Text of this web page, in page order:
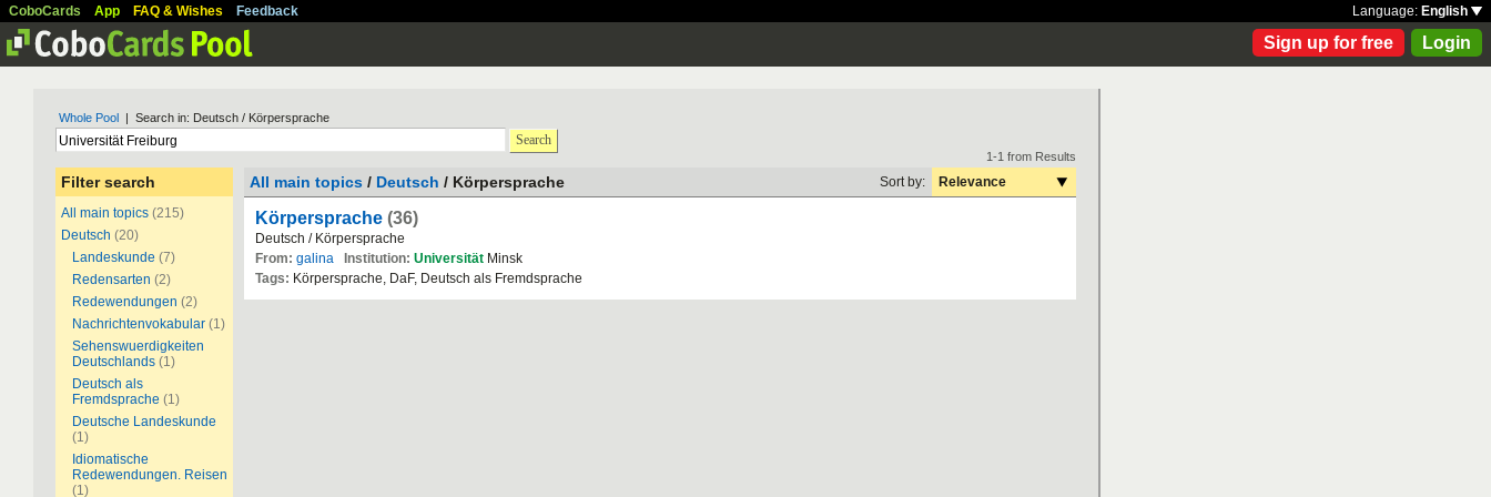
CoboCards App FAQ & Wishes Feedback Language: English
Sign up for free Login
Whole Pool | Search in: Deutsch / Körpersprache
Search
Filter search
All main topics (215)
Deutsch (20)
Landeskunde (7)
Redensarten (2)
Redewendungen (2)
Nachrichtenvokabular (1)
Sehenswuerdigkeiten
Deutschlands (1)
Deutsch als
Fremdsprache (1)
Deutsche Landeskunde
(1)
Idiomatische
Redewendungen. Reisen
(1)
1-1 from Results
All main topics / Deutsch / Körpersprache Sort by: Relevance
Körpersprache (36)
Deutsch / Körpersprache
From: galina Institution: Universität Minsk
Tags: Körpersprache, DaF, Deutsch als Fremdsprache